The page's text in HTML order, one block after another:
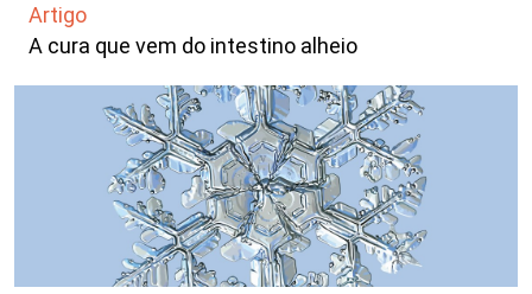
Artigo
A cura que vem do intestino alheio